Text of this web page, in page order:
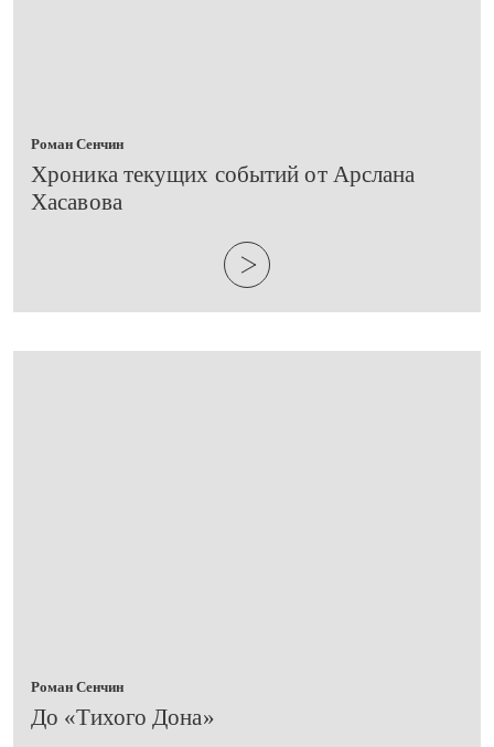
Роман Сенчин
Хроника текущих событий от Арслана
Хасавова
Роман Сенчин
До «Тихого Дона»